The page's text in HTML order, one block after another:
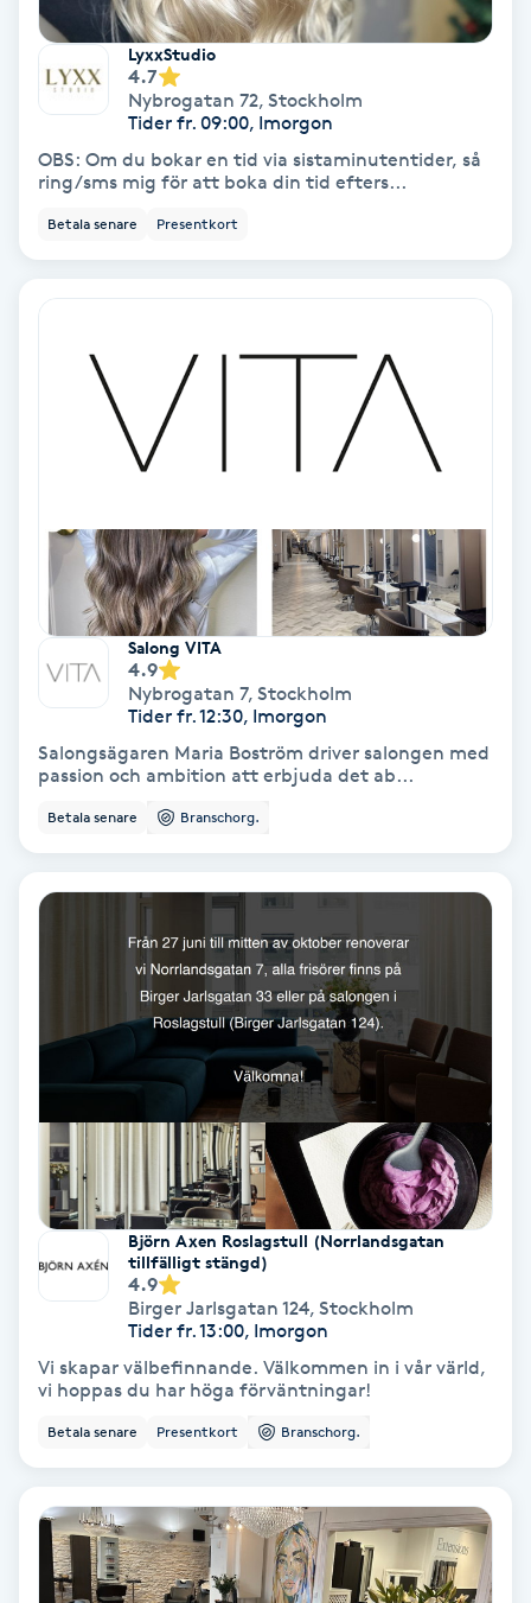
Extensions borttagning
Eyeliner-tatuering
Face framing
Fet hårbotten
Fettreducering
Fibromassage
Fotmassage
Fotsvamp
Fotvård
Fransar
Fransfärgning
Fransförlängning
Fransförlängning Megavolym
Fransförlängning Volym
Fransk manikyr
Fransrengöring
Frekvensterapi
Friskvård
Friskvårdsmassage
Frisör
Funktionsanalys
LyxxStudio
4.7
Nybrogatan 72, Stockholm
Tider fr. 09:00, Imorgon
OBS: Om du bokar en tid via sistaminutentider, så
ring/sms mig för att boka din tid efters...
Betala senare Presentkort
Salong VITA
4.9
Nybrogatan 7, Stockholm
Tider fr. 12:30, Imorgon
Salongsägaren Maria Boström driver salongen med
passion och ambition att erbjuda det ab...
Betala senare Branschorg.
Björn Axen Roslagstull (Norrlandsgatan
tillfälligt stängd)
4.9
Birger Jarlsgatan 124, Stockholm
Tider fr. 13:00, Imorgon
Vi skapar välbefinnande. Välkommen in i vår värld,
vi hoppas du har höga förväntningar!
Betala senare Presentkort Branschorg.